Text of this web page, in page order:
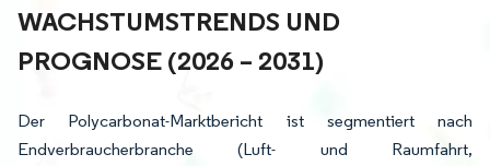
ACHSTUMSTRENDS UND P
ROGNOSE (2026 – 2031)
Der Polycarbonat-Marktbericht ist segmentiert nach
Endverbraucherbranche (Luft- und Raumfahrt,